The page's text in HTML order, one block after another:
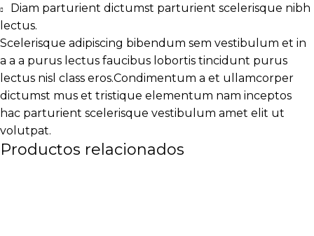
Diam parturient dictumst parturient scelerisque nibh
lectus.
Scelerisque adipiscing bibendum sem vestibulum et in
a a a purus lectus faucibus lobortis tincidunt purus
lectus nisl class eros.Condimentum a et ullamcorper
dictumst mus et tristique elementum nam inceptos
hac parturient scelerisque vestibulum amet elit ut
volutpat.
Productos relacionados